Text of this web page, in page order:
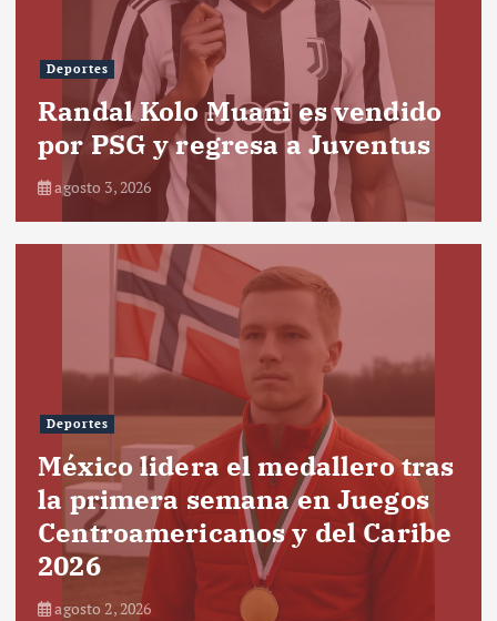
Deportes
Randal Kolo Muani es vendido
por PSG y regresa a Juventus
agosto 3, 2026
Deportes
México lidera el medallero tras
la primera semana en Juegos
Centroamericanos y del Caribe
2026
agosto 2, 2026